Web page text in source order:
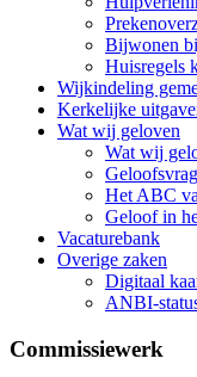
Bijwonen
Huisregels
Wijkindeling
Kerkelijke
Wat wij geloven
Wat wij
Het ABC
Geloof in
Vacaturebank
Overige zaken
Digitaal
ANBI-
Commissiewerk